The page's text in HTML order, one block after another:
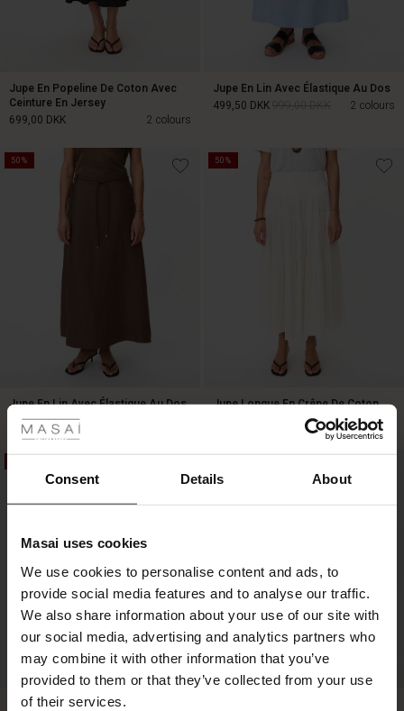
Consent Details About
Masai uses cookies
We use cookies to personalise content and ads, to
provide social media features and to analyse our traffic.
We also share information about your use of our site with
our social media, advertising and analytics partners who
may combine it with other information that you’ve
provided to them or that they’ve collected from your use
of their services.
(Offres)
(Offres)
les styles
: The First Layers
Begins – Pre-Autumn 2026
Ease - Summer 2026
- Summer 2026
coordonnés
de Masai
– Essentiels intemporels
Jupe En Popeline De Coton Avec
Ceinture En Jersey
2 colours
699,00 DKK
Jupe En Lin Avec Élastique Au Dos
2 colours
499,50 DKK
499,50 DKK 999,00 DKK
50%
Jupe En Lin Avec Élastique Au Dos
499,50 DKK999,00 DKK
50%
Jupe Longue En Crêpe De Coton
899,00 DKK
Jupe Ballon En Popeline De Coton
FSC® CERTIFIED